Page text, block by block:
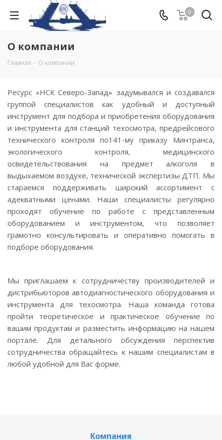
0
О компании
Главная - О компании
Ресурс «НСК Северо-Запад» задумывался и создавался
группой специалистов как удобный и доступный
инструмент для подбора и приобретения оборудования
и инструмента для станций техосмотра, предрейсового
технического контроля по141-му приказу Минтранса,
экологического контроля, медицинского
освидетельствования на предмет алкоголя в
выдыхаемом воздухе, технической экспертизы ДТП. Мы
стараемся поддерживать широкий ассортимент с
адекватными ценами. Наши специалисты регулярно
проходят обучение по работе с представленным
оборудованием и инструментом, что позволяет
грамотно консультировать и оперативно помогать в
подборе оборудования.
Мы приглашаем к сотрудничеству производителей и
дистрибьюторов автодиагностического оборудования и
инструмента для техосмотра. Наша команда готова
пройти теоретическое и практическое обучение по
вашим продуктам и разместить информацию на нашем
портале. Для детального обсуждения перспектив
сотрудничества обращайтесь к нашим специалистам в
любой удобной для Вас форме.
Компания